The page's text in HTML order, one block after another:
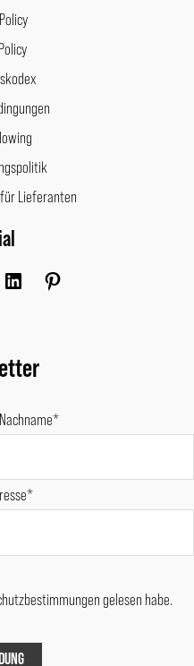
Lieferanten
gelesen habe.